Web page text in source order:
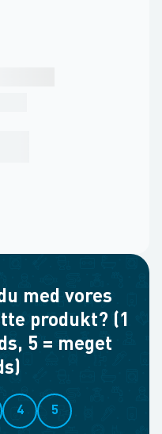
med vores
produkt? (1
5 = meget
4 5